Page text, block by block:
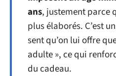
ans, justement parce
plus élaborés. C’est
sent qu’on lui offre
adulte », ce qui
du cadeau.